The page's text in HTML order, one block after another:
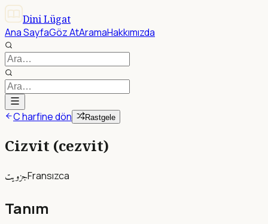
Dini Lügat
Ana SayfaGöz AtAramaHakkımızda
C harfine dön Rastgele
Cizvit (cezvit)
جزويتFransızca
Tanım